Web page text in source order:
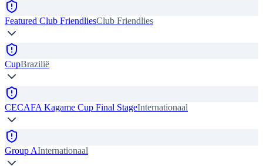
Featured Club FriendliesClub Friendlies
CupBrazilië
CECAFA Kagame Cup Final StageInternationaal
Group AInternationaal